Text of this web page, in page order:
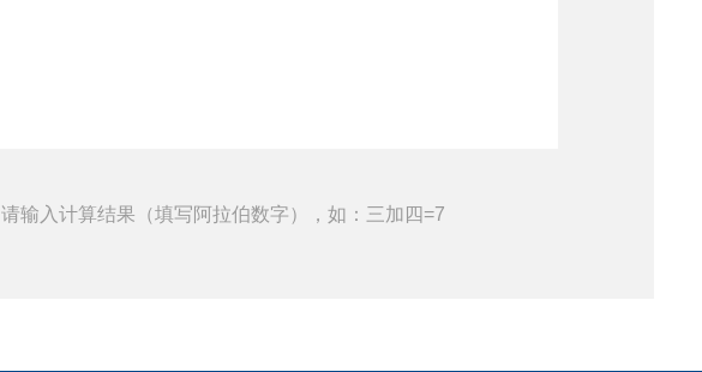
请输入计算结果（填写阿拉伯数字），如：三加四=7